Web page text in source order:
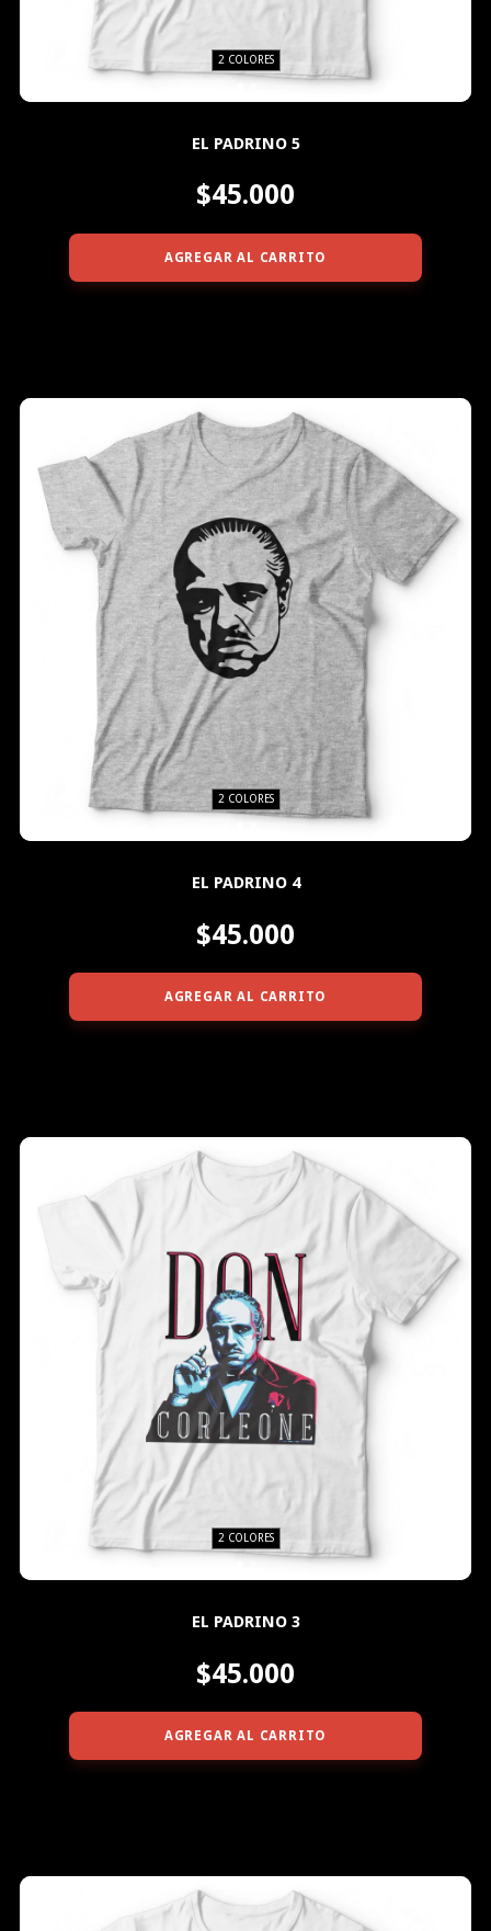
2 COLORES
EL PADRINO 5
$45.000
AGREGAR AL CARRITO
2 COLORES
EL PADRINO 4
$45.000
AGREGAR AL CARRITO
2 COLORES
EL PADRINO 3
$45.000
AGREGAR AL CARRITO